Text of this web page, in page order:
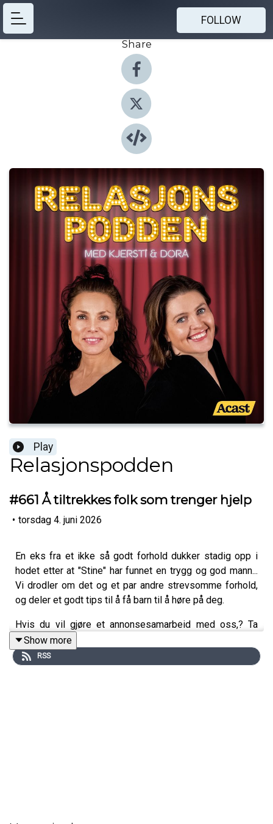
FOLLOW
Share
Play
Relasjonspodden
#661 Å tiltrekkes folk som trenger hjelp
• torsdag 4. juni 2026
En eks fra et ikke så godt forhold dukker stadig opp i
hodet etter at "Stine" har funnet en trygg og god mann...
Vi drodler om det og et par andre strevsomme forhold,
og deler et godt tips til å få barn til å høre på deg.
Hvis du vil gjøre et annonsesamarbeid med oss,? Ta
gjerne kontakt med vår salgssamarbeidspartner Acast.
salg@acast.com
Show more
RSS